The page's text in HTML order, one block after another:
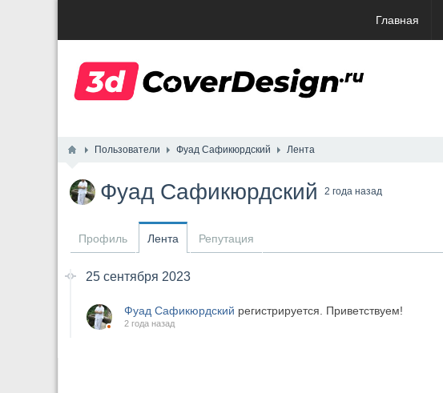
Главная
Пользователи Фуад Сафикюрдский Лента
Фуад Сафикюрдский 2 года назад
Профиль Лента Репутация
25 сентября 2023
Фуад Сафикюрдский регистрируется. Приветствуем!
2 года назад